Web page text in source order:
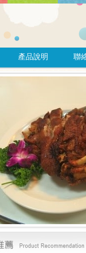
產品說明 聯